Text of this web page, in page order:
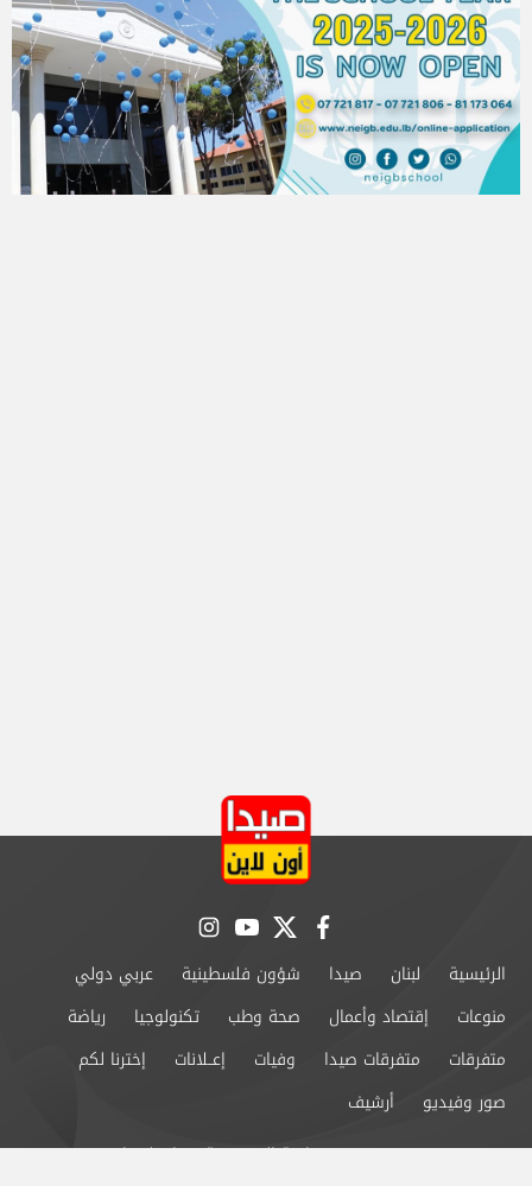
facebook
twitter
youtube
instagram
الرئيسية لبنان صيدا شؤون فلسطينية
عربي دولي
منوعات
إقتصاد وأعمال صحة وطب تكنولوجيا
رياضة
متفرقات
متفرقات صيدا وفيات إعــلانات
إخترنا لكم
صور وفيديو
أرشيف
من نحن
سياسة الخصوصية اتصل بنا